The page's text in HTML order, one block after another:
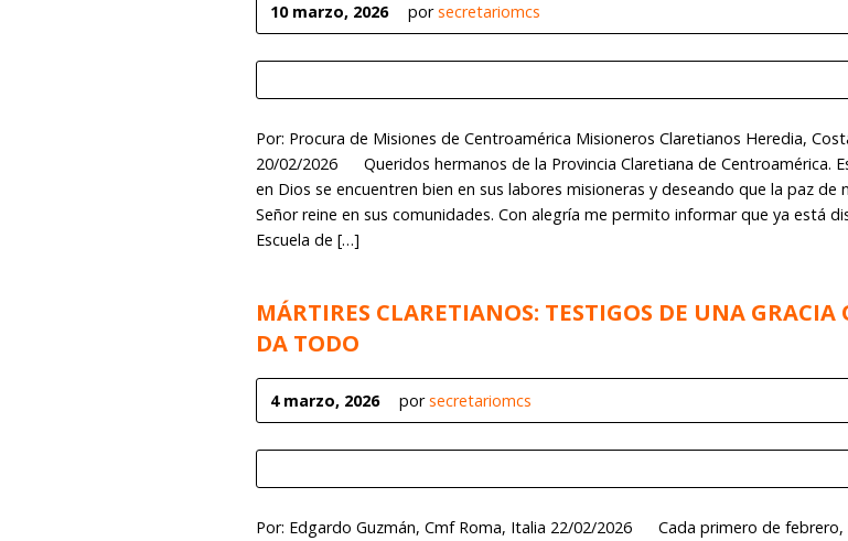
10 marzo, 2026 porsecretariomcs
Por: Procura de Misiones de Centroamérica Misioneros Claretianos Heredia,
20/02/2026 Queridos hermanos de la Provincia Claretiana de Centroamérica.
en Dios se encuentren bien en sus labores misioneras y deseando que la paz de
Señor reine en sus comunidades. Con alegría me permito informar que ya está
Escuela de […]
MÁRTIRES CLARETIANOS: TESTIGOS DE UNA GRACIA
DA TODO
4 marzo, 2026 porsecretariomcs
Por: Edgardo Guzmán, Cmf Roma, Italia 22/02/2026 Cada primero de febrero,